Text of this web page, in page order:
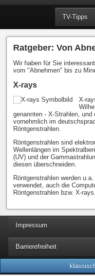
TV-Tipps
Ratgeber: Von
Wir haben für Sie
vom "Abnehmen" bis zu
X-rays
X-
genannten - X-Strahlen,
vornehmlich im
Röntgenstrahlen.
Röntgenstrahlen sind
Wellenlängen im
(UV) und der
diesen überschneiden.
Röntgenstrahlen werden
verwendet, auch die
Röntgenstrahlen bzw. X-rays.
Impressum
Barrierefreiheit